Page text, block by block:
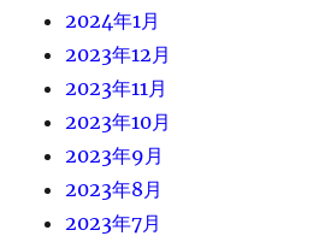
2024年1月
2023年12月
2023年11月
2023年10月
2023年9月
2023年8月
2023年7月